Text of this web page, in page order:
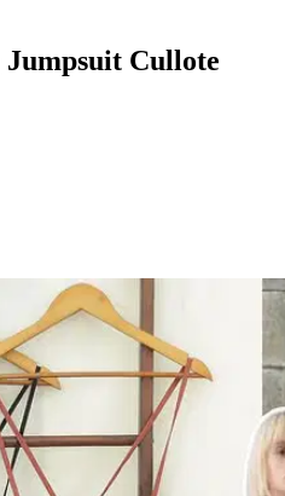
Cullote